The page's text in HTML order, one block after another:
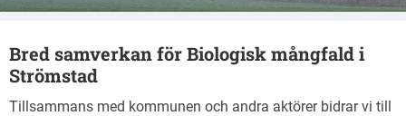
Fetörtsblåvinge
Skogen
Bred samverkan för Biologisk mångfald i
Strömstad
Tillsammans med kommunen och andra aktörer bidrar vi till